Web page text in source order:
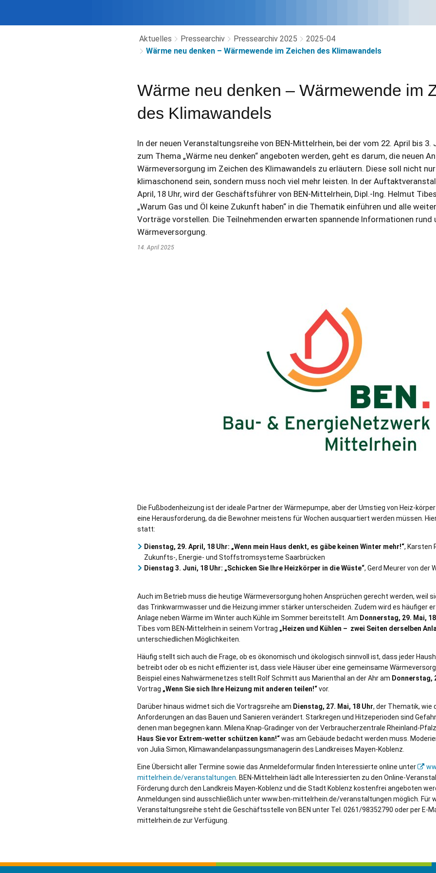
Aktuelles Pressearchiv Pressearchiv 2025
2025-04
Wärme neu denken – Wärmewende im Zeichen des Klimawandels
Wärme neu denken – Wärmewende im
des Klimawandels
In der neuen Veranstaltungsreihe von BEN-Mittelrhein, bei der vom 22. April bis 3.
zum Thema „Wärme neu denken“ angeboten werden, geht es darum, die neuen
Wärmeversorgung im Zeichen des Klimawandels zu erläutern. Diese soll nicht
klimaschonend sein, sondern muss noch viel mehr leisten. In der
April, 18 Uhr, wird der Geschäftsführer von BEN-Mittelrhein, Dipl.-Ing. Helmut
„Warum Gas und Öl keine Zukunft haben“ in die Thematik einführen und alle
Vorträge vorstellen. Die Teilnehmenden erwarten spannende Informationen rund
Wärmeversorgung.
14. April 2025
Die Fußbodenheizung ist der ideale Partner der Wärmepumpe, aber der Umstieg von Heiz-
eine Herausforderung, da die Bewohner meistens für Wochen ausquartiert werden müssen.
statt:
Dienstag, 29. April, 18 Uhr: „Wenn mein Haus denkt, es gäbe keinen Winter mehr!“, Karsten
Zukunfts-, Energie- und Stoffstromsysteme Saarbrücken
Dienstag 3. Juni, 18 Uhr: „Schicken Sie Ihre Heizkörper in die Wüste“, Gerd Meurer von der
Auch im Betrieb muss die heutige Wärmeversorgung hohen Ansprüchen gerecht werden, weil
das Trinkwarmwasser und die Heizung immer stärker unterscheiden. Zudem wird es häufiger
Anlage neben Wärme im Winter auch Kühle im Sommer bereitstellt. Am Donnerstag, 29. Mai,
Tibes vom BEN-Mittelrhein in seinem Vortrag „Heizen und Kühlen – zwei Seiten derselben
unterschiedlichen Möglichkeiten.
Häufig stellt sich auch die Frage, ob es ökonomisch und ökologisch sinnvoll ist, dass jeder
betreibt oder ob es nicht effizienter ist, dass viele Häuser über eine gemeinsame
Beispiel eines Nahwärmenetzes stellt Rolf Schmitt aus Marienthal an der Ahr am Donnerstag,
Vortrag „Wenn Sie sich Ihre Heizung mit anderen teilen!“vor.
Darüber hinaus widmet sich die Vortragsreihe am Dienstag, 27. Mai, 18 Uhr, der Thematik, wie
Anforderungen an das Bauen und Sanieren verändert. Starkregen und Hitzeperioden sind
denen man begegnen kann. Milena Knap-Gradinger von der Verbraucherzentrale Rheinland-
Haus Sie vor Extrem-wetter schützen kann!“was am Gebäude bedacht werden muss.
von Julia Simon, Klimawandelanpassungsmanagerin des Landkreises Mayen-Koblenz.
Eine Übersicht aller Termine sowie das Anmeldeformular finden Interessierte online unter
mittelrhein.de/veranstaltungen . BEN-Mittelrhein lädt alle Interessierten zu den Online-
Förderung durch den Landkreis Mayen-Koblenz und die Stadt Koblenz kostenfrei angeboten
Anmeldungen sind ausschließlich unter www.ben-mittelrhein.de/veranstaltungen möglich. Für
Veranstaltungsreihe steht die Geschäftsstelle von BEN unter Tel. 0261/98352790 oder per E-
mittelrhein.de zur Verfügung.